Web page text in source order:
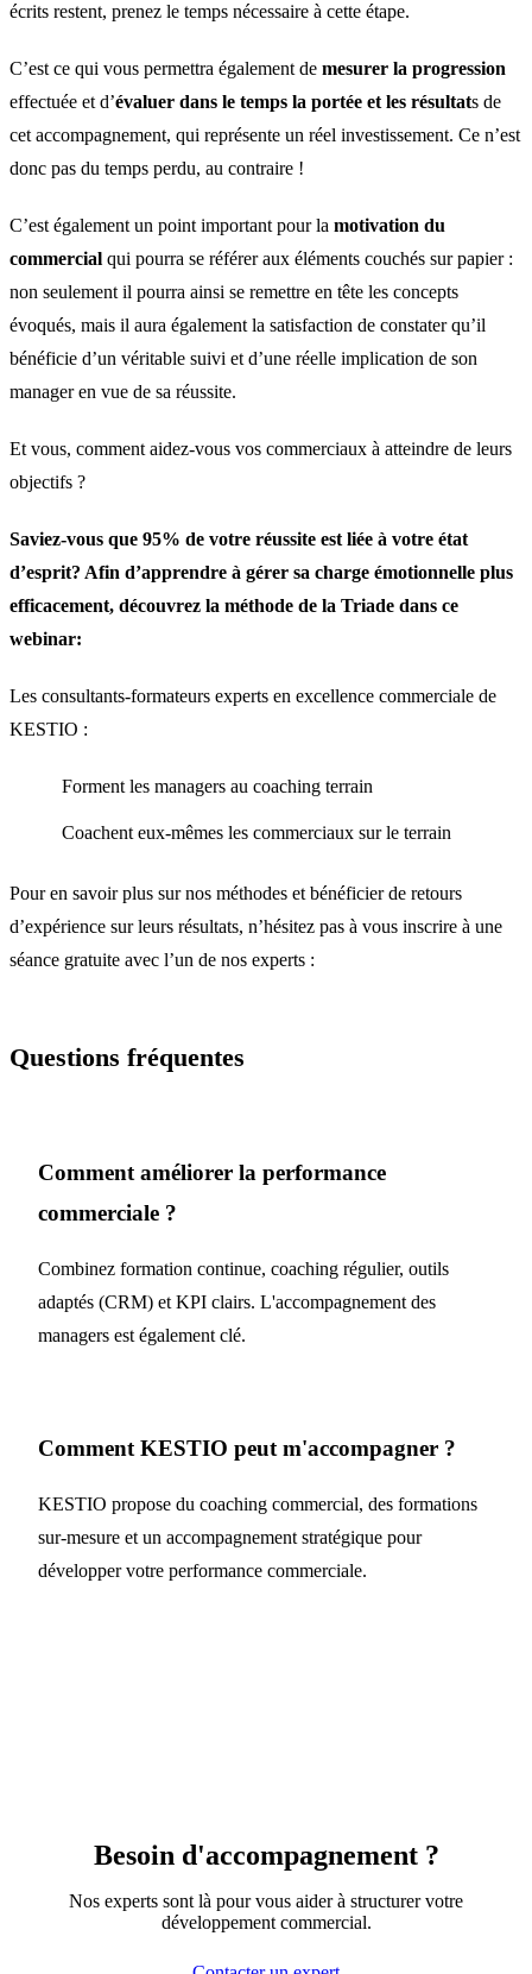
écrits restent, prenez le temps nécessaire à cette étape.
C’est ce qui vous permettra également de mesurer la progression
effectuée et d’évaluer dans le temps la portée et les résultats de
cet accompagnement, qui représente un réel investissement. Ce n’est
donc pas du temps perdu, au contraire !
C’est également un point important pour la motivation du
commercial qui pourra se référer aux éléments couchés sur papier :
non seulement il pourra ainsi se remettre en tête les concepts
évoqués, mais il aura également la satisfaction de constater qu’il
bénéficie d’un véritable suivi et d’une réelle implication de son
manager en vue de sa réussite.
Et vous, comment aidez-vous vos commerciaux à atteindre de leurs
objectifs ?
Saviez-vous que 95% de votre réussite est liée à votre état
d’esprit? Afin d’apprendre à gérer sa charge émotionnelle plus
efficacement, découvrez la méthode de la Triade dans ce
webinar:
Les consultants-formateurs experts en excellence commerciale de
KESTIO :
Forment les managers au coaching terrain
Coachent eux-mêmes les commerciaux sur le terrain
Pour en savoir plus sur nos méthodes et bénéficier de retours
d’expérience sur leurs résultats, n’hésitez pas à vous inscrire à une
séance gratuite avec l’un de nos experts :
Questions fréquentes
Comment améliorer la performance
commerciale ?
Combinez formation continue, coaching régulier, outils
adaptés (CRM) et KPI clairs. L'accompagnement des
managers est également clé.
Comment KESTIO peut m'accompagner ?
KESTIO propose du coaching commercial, des formations
sur-mesure et un accompagnement stratégique pour
développer votre performance commerciale.
Besoin d'accompagnement ?
Nos experts sont là pour vous aider à structurer votre
développement commercial.